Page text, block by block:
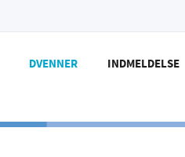
DVENNER INDMELDELSE